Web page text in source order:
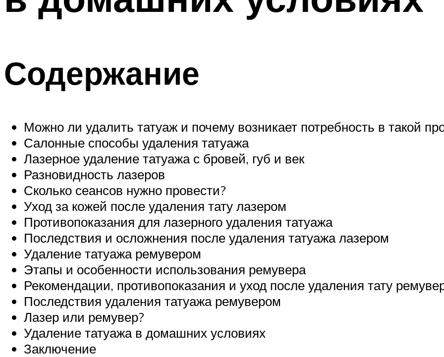
Содержание
Можно ли удалить татуаж и почему возникает потребность в такой
Салонные способы удаления татуажа
Лазерное удаление татуажа с бровей, губ и век
Разновидность лазеров
Сколько сеансов нужно провести?
Уход за кожей после удаления тату лазером
Противопоказания для лазерного удаления татуажа
Последствия и осложнения после удаления татуажа лазером
Удаление татуажа ремувером
Этапы и особенности использования ремувера
Рекомендации, противопоказания и уход после удаления тату
Последствия удаления татуажа ремувером
Лазер или ремувер?
Удаление татуажа в домашних условиях
Заключение